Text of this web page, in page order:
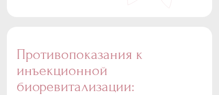
Противопоказания к
инъекционной
биоревитализации: